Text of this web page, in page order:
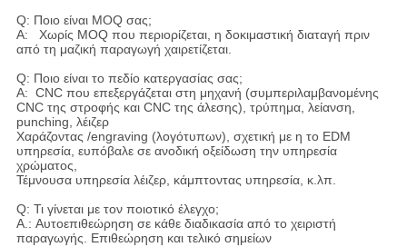
Q: Ποιο είναι MOQ σας;
Α: Χωρίς MOQ που περιορίζεται, η δοκιμαστική διαταγή πριν
από τη μαζική παραγωγή χαιρετίζεται.
Q: Ποιο είναι το πεδίο κατεργασίας σας;
Α: CNC που επεξεργάζεται στη μηχανή (συμπεριλαμβανομένης
CNC της στροφής και CNC της άλεσης), τρύπημα, λείανση,
punching, λέιζερ
Χαράζοντας /engraving (λογότυπων), σχετική με η το EDM
υπηρεσία, ευπόβαλε σε ανοδική οξείδωση την υπηρεσία
χρώματος,
Τέμνουσα υπηρεσία λέιζερ, κάμπτοντας υπηρεσία, κ.λπ.
Q: Τι γίνεται με τον ποιοτικό έλεγχο;
Α.: Αυτοεπιθεώρηση σε κάθε διαδικασία από το χειριστή
παραγωγής. Επιθεώρηση και τελικό σημείων